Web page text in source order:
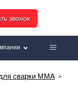
звонок
сварки MMA